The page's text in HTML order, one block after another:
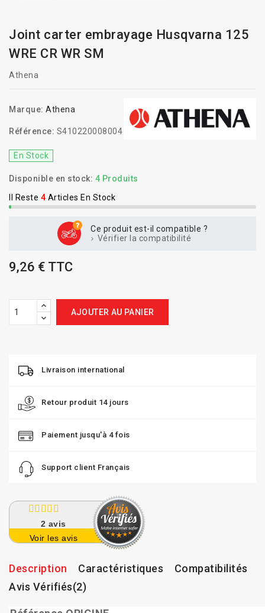
Joint carter embrayage Husqvarna 125
WRE CR WR SM
Athena
Marque: Athena
Référence: S410220008004
En Stock
Disponible en stock: 4 Produits
Il Reste 4 Articles En Stock
Ce produit est-il compatible ?
Vérifier la compatibilité
9,26 € TTC
AJOUTER AU PANIER
Livraison international
Retour produit 14 jours
Paiement jusqu'à 4 fois
Support client Français
2 avis
Voir les avis
Description Caractéristiques
Compatibilités
Avis Vérifiés(2)